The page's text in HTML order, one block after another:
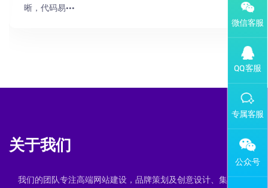
晰，代码易···
关于我们
我们的团队专注高端网站建设，品牌策划及创意设计、集群建